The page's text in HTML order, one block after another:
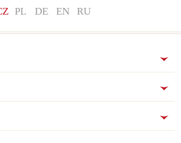
PL DE EN RU